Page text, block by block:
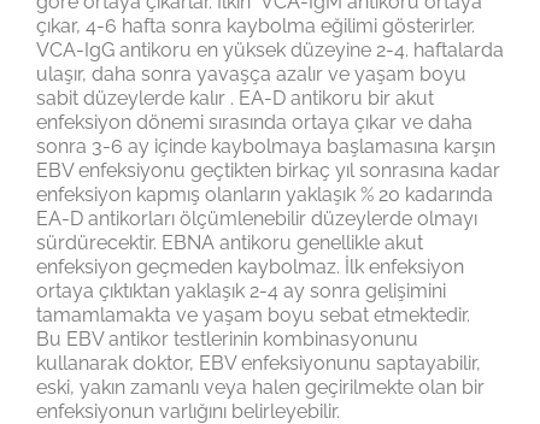
çıkar, 4-6 hafta sonra kaybolma eğilimi gösterirler.
VCA-IgG antikoru en yüksek düzeyine 2-4. haftalarda
ulaşır, daha sonra yavaşça azalır ve yaşam boyu
sabit düzeylerde kalır . EA-D antikoru bir akut
enfeksiyon dönemi sırasında ortaya çıkar ve daha
sonra 3-6 ay içinde kaybolmaya başlamasına karşın
EBV enfeksiyonu geçtikten birkaç yıl sonrasına kadar
enfeksiyon kapmış olanların yaklaşık % 20 kadarında
EA-D antikorları ölçümlenebilir düzeylerde olmayı
sürdürecektir. EBNA antikoru genellikle akut
enfeksiyon geçmeden kaybolmaz. İlk enfeksiyon
ortaya çıktıktan yaklaşık 2-4 ay sonra gelişimini
tamamlamakta ve yaşam boyu sebat etmektedir.
Bu EBV antikor testlerinin kombinasyonunu
kullanarak doktor, EBV enfeksiyonunu saptayabilir,
eski, yakın zamanlı veya halen geçirilmekte olan bir
enfeksiyonun varlığını belirleyebilir.